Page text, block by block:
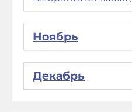
Ноябрь
Декабрь